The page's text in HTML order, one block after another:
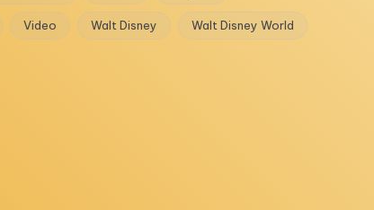
Video Walt Disney Walt Disney World